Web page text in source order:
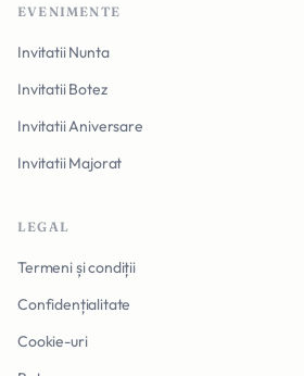
EVENIMENTE
Invitatii Nunta
Invitatii Botez
Invitatii Aniversare
Invitatii Majorat
LEGAL
Termeni și condiții
Confidențialitate
Cookie-uri